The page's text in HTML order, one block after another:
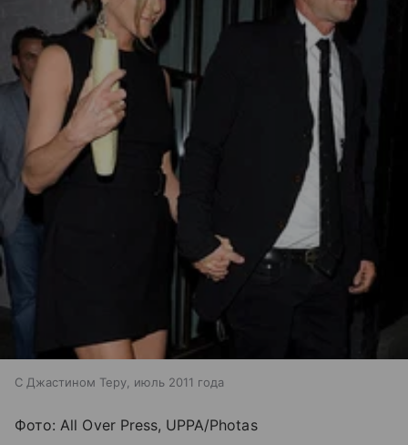
С Джастином Теру, июль 2011 года
Фото: All Over Press, UPPA/Photas